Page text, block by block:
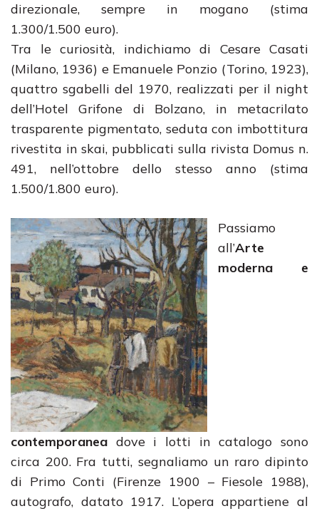
direzionale, sempre in mogano (stima
1.300/1.500 euro).
Tra le curiosità, indichiamo di Cesare Casati
(Milano, 1936) e Emanuele Ponzio (Torino, 1923),
quattro sgabelli del 1970, realizzati per il night
dell’Hotel Grifone di Bolzano, in metacrilato
trasparente pigmentato, seduta con imbottitura
rivestita in skai, pubblicati sulla rivista Domus n.
491, nell’ottobre dello stesso anno (stima
1.500/1.800 euro).
Passiamo
all’Arte
moderna e
contemporanea dove i lotti in catalogo sono
circa 200. Fra tutti, segnaliamo un raro dipinto
di Primo Conti (Firenze 1900 – Fiesole 1988),
autografo, datato 1917. L’opera appartiene al